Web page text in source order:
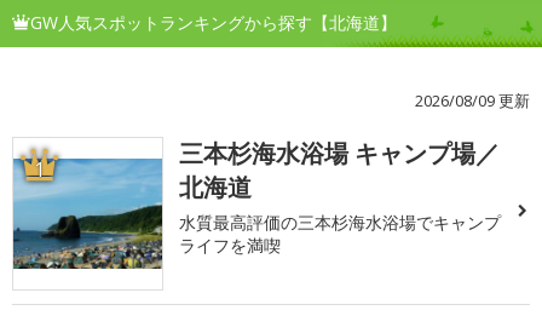
GW人気スポットランキングから探す【北海道】
2026/08/09 更新
1
三本杉海水浴場 キャンプ場／
北海道
水質最高評価の三本杉海水浴場でキャンプ
ライフを満喫